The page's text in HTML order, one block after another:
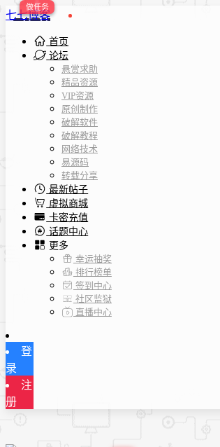
七七博客
首页
论坛
悬赏求助
精品资源
VIP资源
原创制作
破解软件
破解教程
网络技术
易源码
转载分享
最新帖子
虚拟商城
卡密充值
话题中心
更多
幸运抽奖
排行榜单
签到中心
社区监狱
直播中心
登
录
注
册